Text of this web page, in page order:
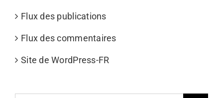
Flux des publications
Flux des commentaires
Site de WordPress-FR